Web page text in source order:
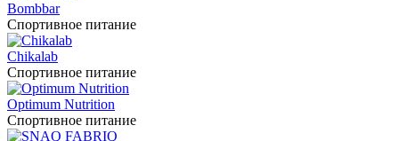
Bombbar
Спортивное питание
Chikalab
Спортивное питание
Optimum Nutrition
Спортивное питание